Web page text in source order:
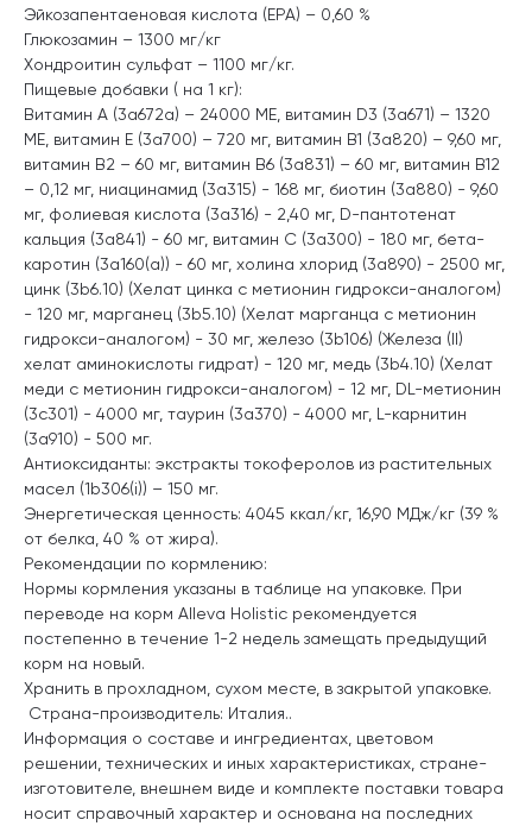
Эйкозапентаеновая кислота (EPA) – 0,60 %
Глюкозамин – 1300 мг/кг
Хондроитин сульфат – 1100 мг/кг.
Пищевые добавки ( на 1 кг):
Витамин А (3a672a) – 24000 МЕ, витамин D3 (3a671) – 1320
МЕ, витамин Е (3а700) – 720 мг, витамин B1 (3a820) – 9,60 мг,
витамин B2 – 60 мг, витамин B6 (3a831) – 60 мг, витамин B12
– 0,12 мг, ниацинамид (3а315) - 168 мг, биотин (3a880) - 9,60
мг, фолиевая кислота (3a316) - 2,40 мг, D-пантотенат
кальция (3a841) - 60 мг, витамин С (3a300) - 180 мг, бета-
каротин (3a160(a)) - 60 мг, холина хлорид (3a890) - 2500 мг,
цинк (3b6.10) (Хелат цинка с метионин гидрокси-аналогом)
- 120 мг, марганец (3b5.10) (Хелат марганца с метионин
гидрокси-аналогом) - 30 мг, железо (3b106) (Железа (II)
хелат аминокислоты гидрат) - 120 мг, медь (3b4.10) (Хелат
меди с метионин гидрокси-аналогом) - 12 мг, DL-метионин
(3c301) - 4000 мг, таурин (3a370) - 4000 мг, L-карнитин
(3a910) - 500 мг.
Антиоксиданты: экстракты токоферолов из растительных
масел (1b306(i)) – 150 мг.
Энергетическая ценность: 4045 ккал/кг, 16,90 МДж/кг (39 %
от белка, 40 % от жира).
Рекомендации по кормлению:
Нормы кормления указаны в таблице на упаковке. При
переводе на корм Alleva Holistic рекомендуется
постепенно в течение 1-2 недель замещать предыдущий
корм на новый.
Хранить в прохладном, сухом месте, в закрытой упаковке.
Страна-производитель: Италия..
Информация о составе и ингредиентах, цветовом
решении, технических и иных характеристиках, стране-
изготовителе, внешнем виде и комплекте поставки товара
носит справочный характер и основана на последних